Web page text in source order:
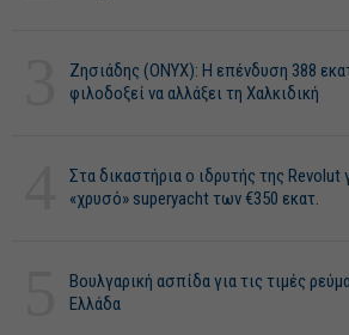
Ζησιάδης (ONYX): Η επένδυση 388
φιλοδοξεί να αλλάξει τη Χαλκιδική
Στα δικαστήρια ο ιδρυτής της Revolut
«χρυσό» superyacht των €350 εκατ.
Βουλγαρική ασπίδα για τις τιμές
Ελλάδα